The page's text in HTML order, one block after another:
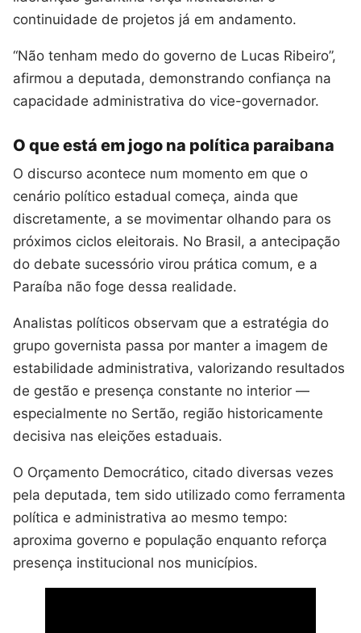
continuidade de projetos já em andamento.
“Não tenham medo do governo de Lucas Ribeiro”,
afirmou a deputada, demonstrando confiança na
capacidade administrativa do vice-governador.
O que está em jogo na política paraibana
O discurso acontece num momento em que o
cenário político estadual começa, ainda que
discretamente, a se movimentar olhando para os
próximos ciclos eleitorais. No Brasil, a antecipação
do debate sucessório virou prática comum, e a
Paraíba não foge dessa realidade.
Analistas políticos observam que a estratégia do
grupo governista passa por manter a imagem de
estabilidade administrativa, valorizando resultados
de gestão e presença constante no interior —
especialmente no Sertão, região historicamente
decisiva nas eleições estaduais.
O Orçamento Democrático, citado diversas vezes
pela deputada, tem sido utilizado como ferramenta
política e administrativa ao mesmo tempo:
aproxima governo e população enquanto reforça
presença institucional nos municípios.